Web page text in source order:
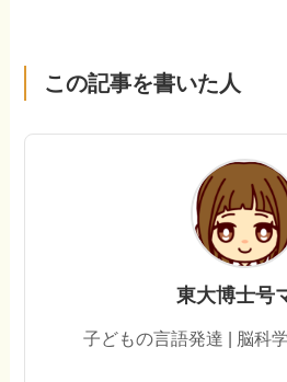
この記事を書いた人
東大博士号
子どもの言語発達 | 脳科